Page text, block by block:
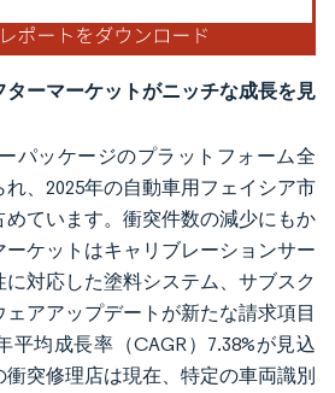
ーマーケットがニッチな成長を見
パッケージのプラットフォーム全
、2025年の自動車用フェイシア市
めています。衝突件数の減少にもか
ケットはキャリブレーションサー
に対応した塗料システム、サブスク
アアップデートが新たな請求項目
平均成長率（CAGR）7.38%が見込
衝突修理店は現在、特定の車両識別